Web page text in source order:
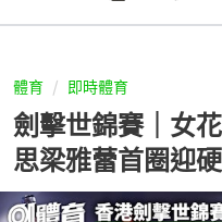
體育 即時體育
劍擊世錦賽｜女
思梁雅蕾首圈迎